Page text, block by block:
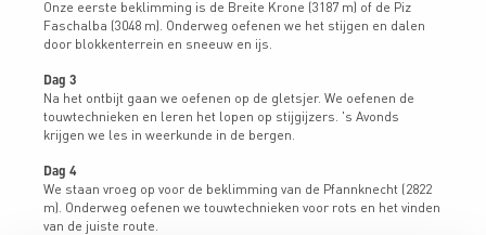
Onze eerste beklimming is de Breite Krone (3187 m) of de Piz
Faschalba (3048 m). Onderweg oefenen we het stijgen en dalen
door blokkenterrein en sneeuw en ijs.
Dag 3
Na het ontbijt gaan we oefenen op de gletsjer. We oefenen de
touwtechnieken en leren het lopen op stijgijzers. 's Avonds
krijgen we les in weerkunde in de bergen.
Dag 4
We staan vroeg op voor de beklimming van de Pfannknecht (2822
m). Onderweg oefenen we touwtechnieken voor rots en het vinden
van de juiste route.